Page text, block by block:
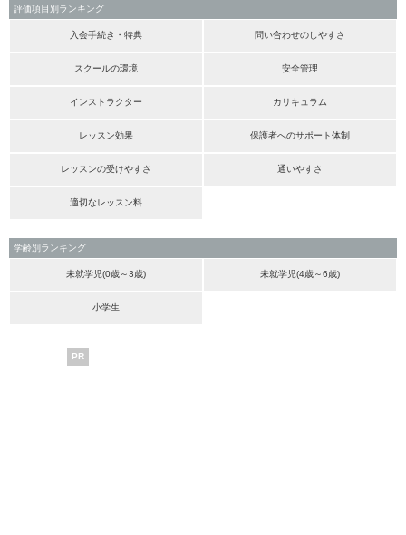
評価項目別ランキング
入会手続き・特典 問い合わせのしやすさ
スクールの環境 安全管理
インストラクター カリキュラム
レッスン効果 保護者へのサポート体制
レッスンの受けやすさ 通いやすさ
適切なレッスン料
学齢別ランキング
未就学児(0歳～3歳) 未就学児(4歳～6歳)
小学生
PR